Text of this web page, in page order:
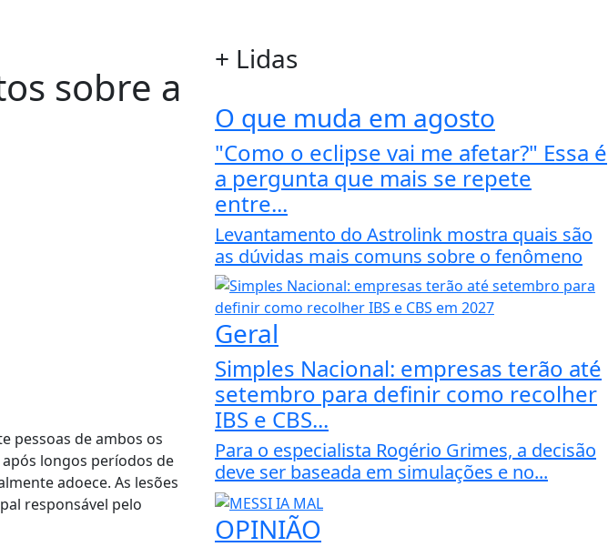
sobre a
pessoas de ambos os
longos períodos de
adoece. As lesões
responsável pelo
+ Lidas
O que muda em agosto
"Como o eclipse vai me afetar?" Essa é
a pergunta que mais se repete
entre...
Levantamento do Astrolink mostra quais são
as dúvidas mais comuns sobre o fenômeno
Geral
Simples Nacional: empresas terão até
setembro para definir como recolher
IBS e CBS...
Para o especialista Rogério Grimes, a decisão
deve ser baseada em simulações e no...
OPINIÃO